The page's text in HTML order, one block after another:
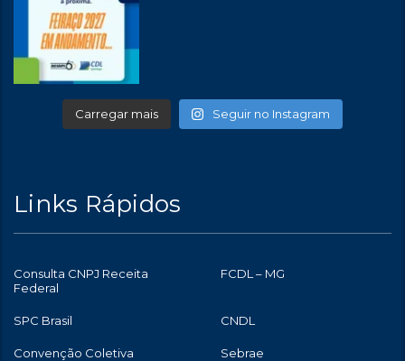
Carregar mais Seguir no Instagram
Links Rápidos
Consulta CNPJ Receita
Federal
FCDL – MG
SPC Brasil CNDL
Convenção Coletiva Sebrae